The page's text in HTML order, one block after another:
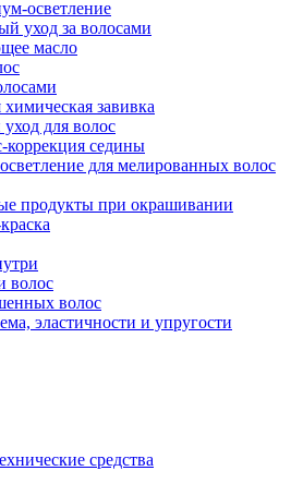
осветление
уход за волосами
масло
завивка
для волос
коррекция седины
для мелированных волос
продукты при окрашивании
волос
волос
эластичности и упругости
средства